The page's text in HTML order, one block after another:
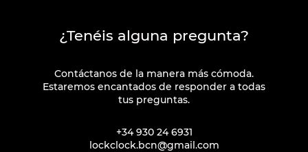
¿Tenéis alguna pregunta?
Contáctanos de la manera más cómoda.
Estaremos encantados de responder a todas
tus preguntas.
+34 930 24 6931
lockclock.bcn@gmail.com